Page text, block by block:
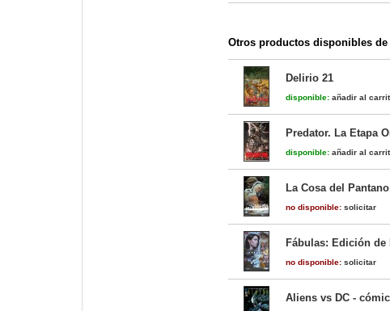
Otros productos disponibles
Delirio 21
disponible: añadir al
Predator. La Etapa
disponible: añadir al
La Cosa del
no disponible: solicitar
Fábulas: Edición
no disponible: solicitar
Aliens vs DC - cómic